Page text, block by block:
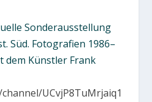
Sonderausstellung
Süd. Fotografien 1986–
dem Künstler Frank
UCvjP8TuMrjaiq1